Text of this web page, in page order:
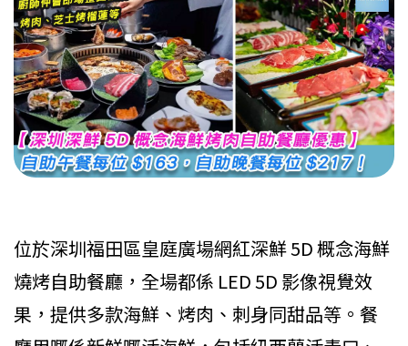
位於深圳福田區皇庭廣場網紅深鮮 5D 概念海鮮
燒烤自助餐廳，全場都係 LED 5D 影像視覺效
果，提供多款海鮮、烤肉、刺身同甜品等。餐